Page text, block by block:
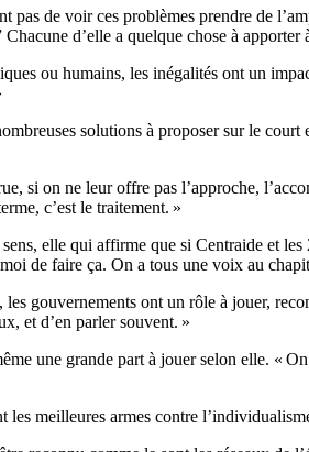
pas de voir ces problèmes prendre de
d’elle a quelque chose à apporter
ou humains, les inégalités ont un
solutions à proposer sur le
si on ne leur offre pas l’approche,
c’est le traitement. »
elle qui affirme que si Centraide et
de faire ça. On a tous une voix au
les gouvernements ont un rôle à jouer,
et d’en parler souvent. »
une grande part à jouer selon elle. «
les meilleures armes contre